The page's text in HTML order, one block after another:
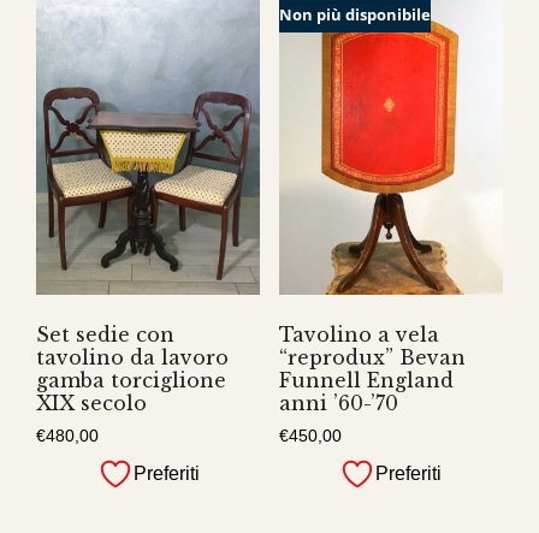
Set sedie con
tavolino da lavoro
gamba torciglione
XIX secolo
€480,00
Preferiti
Non più disponibile
Tavolino a vela
“reprodux” Bevan
Funnell England
anni ’60-’70
€450,00
Preferiti